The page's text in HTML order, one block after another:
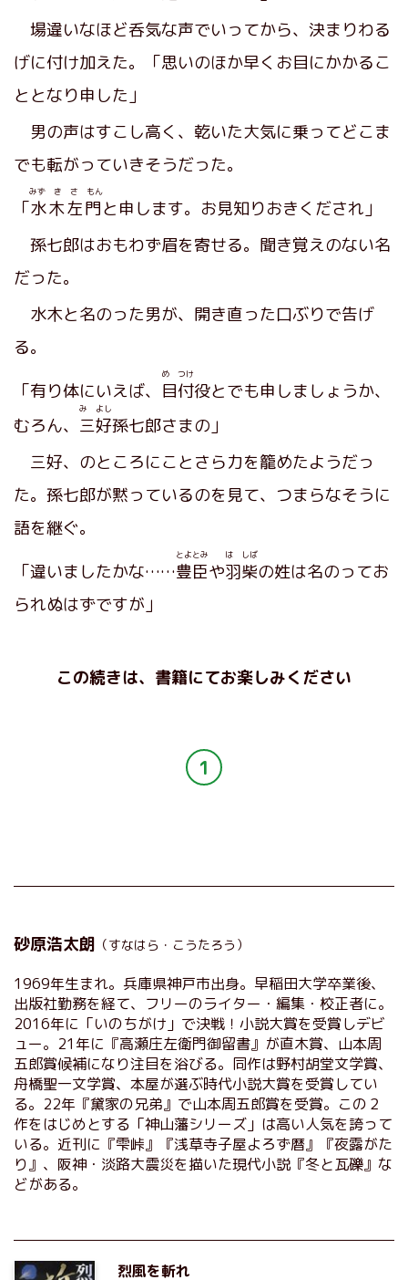
場違いなほど呑気な声でいってから、決まりわる
げに付け加えた。「思いのほか早くお目にかかるこ
ととなり申した」
男の声はすこし高く、乾いた大気に乗ってどこま
でも転がっていきそうだった。
「水木左門
みず き さ もん
と申します。お見知りおきくだされ」
孫七郎はおもわず眉を寄せる。聞き覚えのない名
だった。
水木と名のった男が、開き直った口ぶりで告げ
る。
「有り体にいえば、 目付
め つけ
役とでも申しましょうか、
むろん、 三好
み よし
孫七郎さまの」
三好、のところにことさら力を籠めたようだっ
た。孫七郎が黙っているのを見て、つまらなそうに
語を継ぐ。
「違いましたかな……豊臣
とよとみ
や羽柴
は しば
の姓は名のってお
られぬはずですが」
この続きは、書籍にてお楽しみください
1
砂原浩太朗 （すなはら・こうたろう）
1969年生まれ。兵庫県神戸市出身。早稲田大学卒業後、
出版社勤務を経て、フリーのライター・編集・校正者に。
2016年に「いのちがけ」で決戦！小説大賞を受賞しデビ
ュー。21年に『高瀬庄左衛門御留書』が直木賞、山本周
五郎賞候補になり注目を浴びる。同作は野村胡堂文学賞、
舟橋聖一文学賞、本屋が選ぶ時代小説大賞を受賞してい
る。22年『黛家の兄弟』で山本周五郎賞を受賞。この２
作をはじめとする「神山藩シリーズ」は高い人気を誇って
いる。近刊に『雫峠』『浅草寺子屋よろず暦』『夜露がた
り』、阪神・淡路大震災を描いた現代小説『冬と瓦礫』な
どがある。
烈風を斬れ